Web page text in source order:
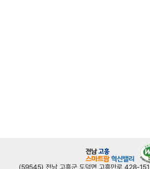
(59545) 전남 고흥군 도덕면 고흥만로 428-